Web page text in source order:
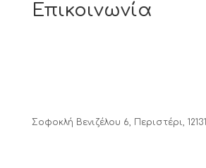
Επικοινωνία
Σοφοκλή Βενιζέλου 6, Περιστέρι, 12131